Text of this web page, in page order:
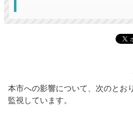
本市への影響について、次のとお
監視しています。